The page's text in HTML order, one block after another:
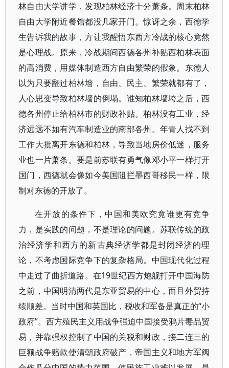
林自由大学讲学，发现柏林经济十分萧条。周末柏林
自由大学附近餐馆都没几家开门。惊讶之余，西德学
生告诉我的故事，方让我醒悟东西方冷战的核心竟然
是心理战。原来，冷战期间西德各州补贴西柏林表面
的高消费，用媒体制造西方自由繁荣的假象。东德人
以为只要翻过柏林墙，自由、民主、繁荣就都有了，
人心思变导致柏林墙的倒塌。谁知柏林墙垮之后，西
德各州停止给柏林市的财政补贴。柏林没有工业，经
济远远不如有汽车制造业的南部各州。年青人找不到
工作大批离开东德和柏林，导致当地房价低迷，服务
业也一片萧条。要是前苏联有勇气像邓小平一样打开
国门，西德就会像如今美国阻拦墨西哥移民一样，限
制对东德的开放了。
在开放的条件下，中国和美欧究竟谁更有竞争
力，是实践的问题，不是理论的问题。苏联传统的政
治经济学和西方的新古典经济学都是封闭经济的理
论，不考虑国际竞争下的复杂格局。中国现代化过程
中走过了曲折道路。在19世纪西方炮舰打开中国海防
之前，中国明清两代是东亚贸易的中心，而且外贸持
续顺差。当时中国和英国比，税收和军备是真正的“小
政府”。西方殖民主义用战争强迫中国接受鸦片毒品贸
易，并靠强权控制了中国的关税和财政，接二连三的
巨额战争赔款使清朝政府破产，帝国主义和地方军阀